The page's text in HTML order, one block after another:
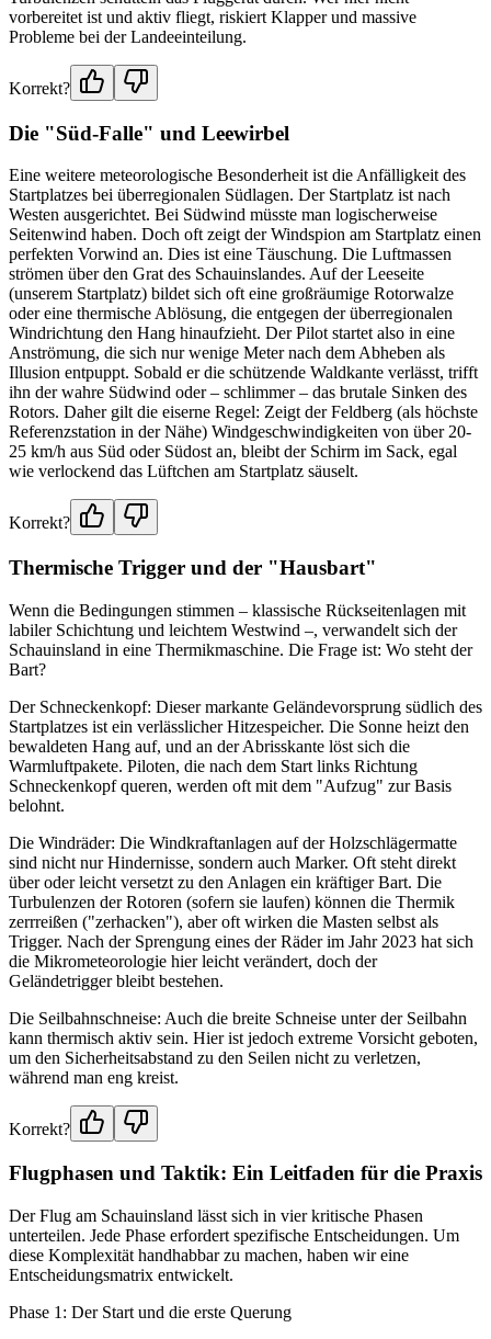
vorbereitet ist und aktiv fliegt, riskiert Klapper und massive
Probleme bei der Landeeinteilung.
Korrekt?
Die "Süd-Falle" und Leewirbel
Eine weitere meteorologische Besonderheit ist die Anfälligkeit des
Startplatzes bei überregionalen Südlagen. Der Startplatz ist nach
Westen ausgerichtet. Bei Südwind müsste man logischerweise
Seitenwind haben. Doch oft zeigt der Windspion am Startplatz einen
perfekten Vorwind an. Dies ist eine Täuschung. Die Luftmassen
strömen über den Grat des Schauinslandes. Auf der Leeseite
(unserem Startplatz) bildet sich oft eine großräumige Rotorwalze
oder eine thermische Ablösung, die entgegen der überregionalen
Windrichtung den Hang hinaufzieht. Der Pilot startet also in eine
Anströmung, die sich nur wenige Meter nach dem Abheben als
Illusion entpuppt. Sobald er die schützende Waldkante verlässt, trifft
ihn der wahre Südwind oder – schlimmer – das brutale Sinken des
Rotors. Daher gilt die eiserne Regel: Zeigt der Feldberg (als höchste
Referenzstation in der Nähe) Windgeschwindigkeiten von über 20-
25 km/h aus Süd oder Südost an, bleibt der Schirm im Sack, egal
wie verlockend das Lüftchen am Startplatz säuselt.
Korrekt?
Thermische Trigger und der "Hausbart"
Wenn die Bedingungen stimmen – klassische Rückseitenlagen mit
labiler Schichtung und leichtem Westwind –, verwandelt sich der
Schauinsland in eine Thermikmaschine. Die Frage ist: Wo steht der
Bart?
Der Schneckenkopf: Dieser markante Geländevorsprung südlich des
Startplatzes ist ein verlässlicher Hitzespeicher. Die Sonne heizt den
bewaldeten Hang auf, und an der Abrisskante löst sich die
Warmluftpakete. Piloten, die nach dem Start links Richtung
Schneckenkopf queren, werden oft mit dem "Aufzug" zur Basis
belohnt.
Die Windräder: Die Windkraftanlagen auf der Holzschlägermatte
sind nicht nur Hindernisse, sondern auch Marker. Oft steht direkt
über oder leicht versetzt zu den Anlagen ein kräftiger Bart. Die
Turbulenzen der Rotoren (sofern sie laufen) können die Thermik
zerrreißen ("zerhacken"), aber oft wirken die Masten selbst als
Trigger. Nach der Sprengung eines der Räder im Jahr 2023 hat sich
die Mikrometeorologie hier leicht verändert, doch der
Geländetrigger bleibt bestehen.
Die Seilbahnschneise: Auch die breite Schneise unter der Seilbahn
kann thermisch aktiv sein. Hier ist jedoch extreme Vorsicht geboten,
um den Sicherheitsabstand zu den Seilen nicht zu verletzen,
während man eng kreist.
Korrekt?
Flugphasen und Taktik: Ein Leitfaden für die Praxis
Der Flug am Schauinsland lässt sich in vier kritische Phasen
unterteilen. Jede Phase erfordert spezifische Entscheidungen. Um
diese Komplexität handhabbar zu machen, haben wir eine
Entscheidungsmatrix entwickelt.
Phase 1: Der Start und die erste Querung